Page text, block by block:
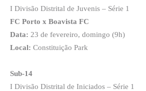
I Divisão Distrital de Juvenis – Série 1
FC Porto x Boavista FC
Data: 23 de fevereiro, domingo (9h)
Local: Constituição Park
Sub-14
I Divisão Distrital de Iniciados – Série 1